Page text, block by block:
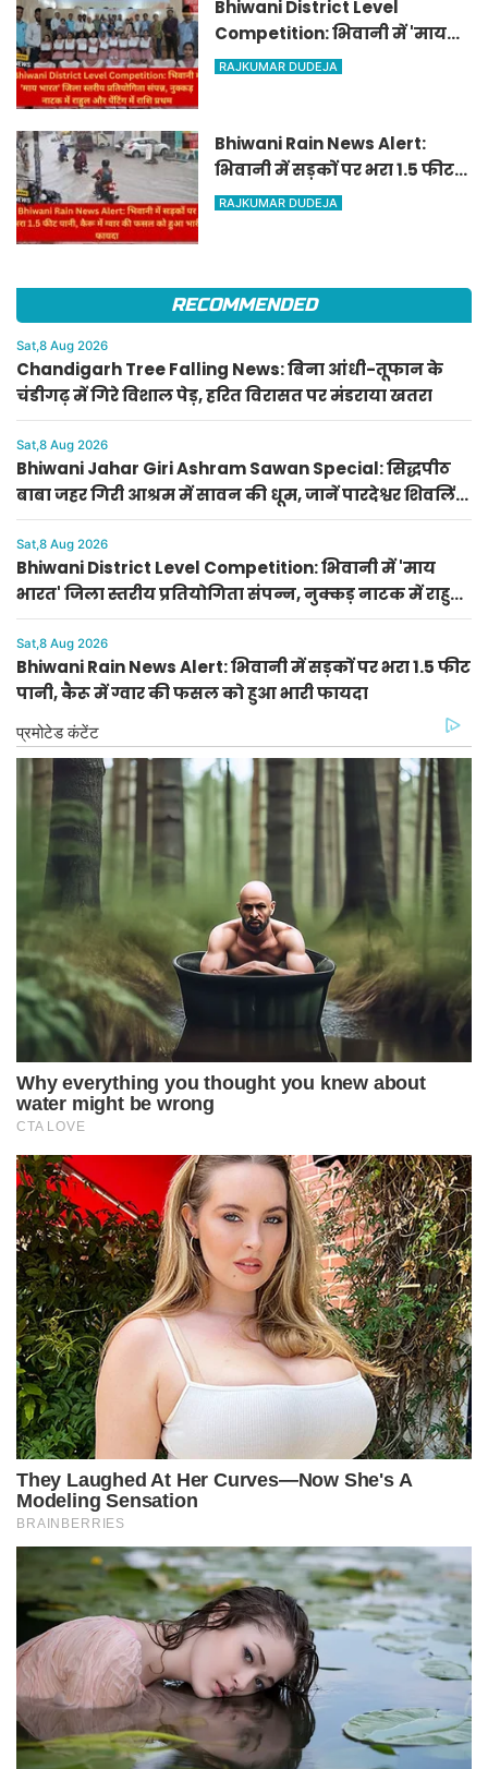
Bhiwani District Level
Competition: भिवानी में 'माय
भारत' जिला स्तरीय प्रतियोगिता
RAJKUMAR DUDEJA
Bhiwani Rain News Alert:
भिवानी में सड़कों पर भरा 1.5 फीट
पानी, कैरू में ग्वार की फसल को
RAJKUMAR DUDEJA
RECOMMENDED
Sat,8 Aug 2026
Chandigarh Tree Falling News: बिना आंधी-तूफान के
चंडीगढ़ में गिरे विशाल पेड़, हरित विरासत पर मंडराया खतरा
Sat,8 Aug 2026
Bhiwani Jahar Giri Ashram Sawan Special: सिद्धपीठ
बाबा जहर गिरी आश्रम में सावन की धूम, जानें पारदेश्वर शिवलिंग
पूजा का महत्व
Sat,8 Aug 2026
Bhiwani District Level Competition: भिवानी में 'माय
भारत' जिला स्तरीय प्रतियोगिता संपन्न, नुक्कड़ नाटक में राहुल
और पेंटिंग में राशि प्रथम
Sat,8 Aug 2026
Bhiwani Rain News Alert: भिवानी में सड़कों पर भरा 1.5 फीट
पानी, कैरू में ग्वार की फसल को हुआ भारी फायदा